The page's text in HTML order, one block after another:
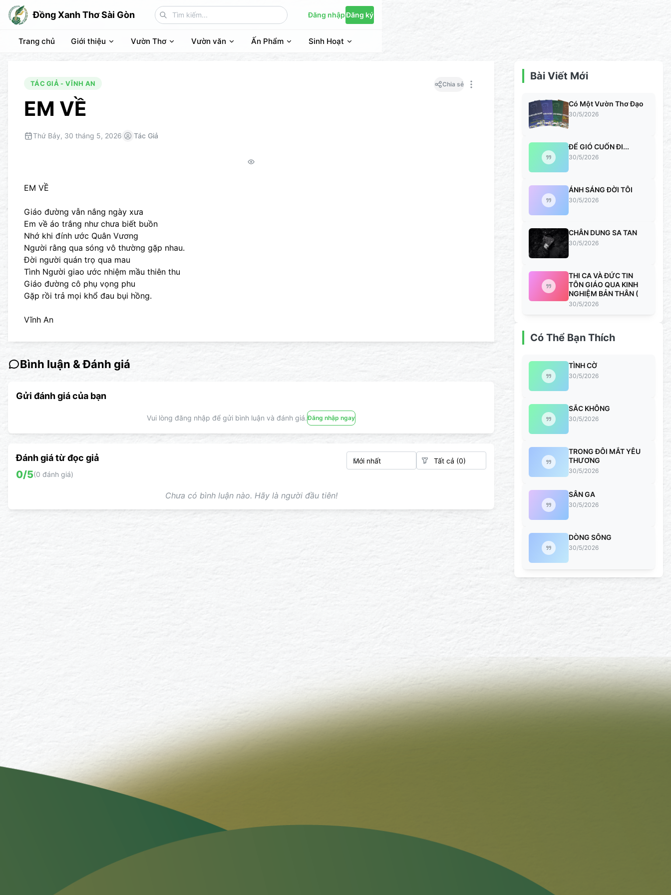
Đồng Xanh Thơ Sài Gòn Đăng nhậpĐăng ký
Trang chủ Giới thiệu Vườn Thơ Vườn văn Ấn Phẩm Sinh Hoạt
TÁC GIẢ - VĨNH AN
EM VỀ
Chia sẻ
Thứ Bảy, 30 tháng 5, 2026 Tác Giả
EM VỀ
Giáo đường vẫn nắng ngày xưa
Em về áo trắng như chưa biết buồn
Nhớ khi đính ước Quân Vương
Người rằng qua sóng vô thường gặp nhau.
Đời người quán trọ qua mau
Tình Người giao ước nhiệm mầu thiên thu
Giáo đường cô phụ vọng phu
Gặp rồi trả mọi khổ đau bụi hồng.
Vĩnh An
Bình luận & Đánh giá
Gửi đánh giá của bạn
Vui lòng đăng nhập để gửi bình luận và đánh giá.Đăng nhập ngay
Đánh giá từ đọc giả
0/5(0 đánh giá)
Chưa có bình luận nào. Hãy là người đầu tiên!
Bài Viết Mới
Có Một Vườn Thơ Đạo
30/5/2026
ĐỂ GIÓ CUỐN ĐI...
30/5/2026
ÁNH SÁNG ĐỜI TÔI
30/5/2026
CHÂN DUNG SA TAN
30/5/2026
THI CA VÀ ĐỨC TIN
TÔN GIÁO QUA KINH
NGHIỆM BẢN THÂN (
30/5/2026
Có Thể Bạn Thích
TÌNH CỜ
30/5/2026
SẮC KHÔNG
30/5/2026
TRONG ĐÔI MẮT YÊU
THƯƠNG
30/5/2026
SÂN GA
30/5/2026
DÒNG SÔNG
30/5/2026